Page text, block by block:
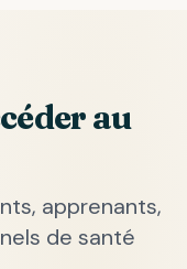
au
apprenants,
de santé